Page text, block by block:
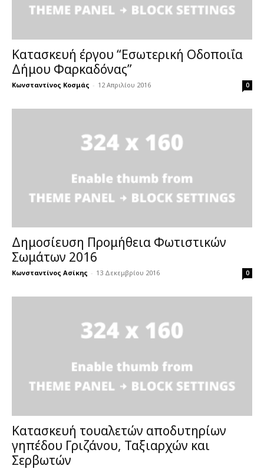
Κατασκευή έργου “Εσωτερική Οδοποιΐα
Δήμου Φαρκαδόνας”
Κωνσταντίνος Κοσμάς - 12 Απριλίου 2016 0
Δημοσίευση Προμήθεια Φωτιστικών
Σωμάτων 2016
Κωνσταντίνος Ασίκης - 13 Δεκεμβρίου 2016 0
Κατασκευή τουαλετών αποδυτηρίων
γηπέδου Γριζάνου, Ταξιαρχών και
Σερβωτών